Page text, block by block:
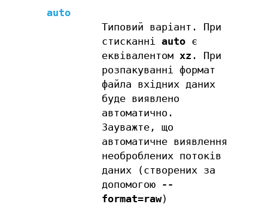
auto
Типовий варіант. При
стисканні autoє
еквівалентом xz . При
розпакуванні формат
файла вхідних даних
буде виявлено
автоматично.
Зауважте, що
автоматичне виявлення
необроблених потоків
даних (створених за
допомогою
--
format=raw)